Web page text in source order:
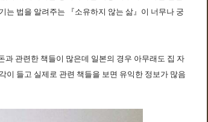
는 법을 알려주는 『소유하지 않는 삶』이 너무나 궁
관련한 책들이 많은데 일본의 경우 아무래도 집 자
이 들고 실제로 관련 책들을 보면 유익한 정보가 많음